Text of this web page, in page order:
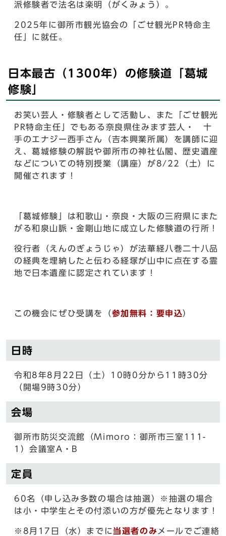
派修験者で法名は楽明（がくみょう）。
2025年に御所市観光協会の「ごせ観光PR特命主
任」に就任。
日本最古（1300年）の修験道「葛城
修験」
お笑い芸人・修験者として活動し、また「ごせ観光
PR特命主任」でもある奈良県住みます芸人・ 十
手のエナジー西手さん（吉本興業所属）を講師に迎
え、葛城修験の解説や御所市の神社仏閣、歴史遺産
などについての特別授業（講座）が8/22（土）に
開催されます！
「葛城修験」は和歌山・奈良・大阪の三府県にまた
がる和泉山脈・金剛山地に成立した修験道の行所！
役行者（えんのぎょうじゃ）が法華経八巻二十八品
の経典を埋納したと伝わる経塚が山中に点在する霊
地で日本遺産に認定されています！
この機会にぜひ受講を（参加無料：要申込）
日時
令和8年8月22日（土）10時0分から11時30分
（開場9時30分）
会場
御所市防災交流館（Mimoro：御所市三室111-
1）会議室A・B
定員
60名（申し込み多数の場合は抽選）※抽選の場合
は小・中学生とその付添いの方が優先となります！
※8月17日（水）までに当選者のみ メールでご連絡